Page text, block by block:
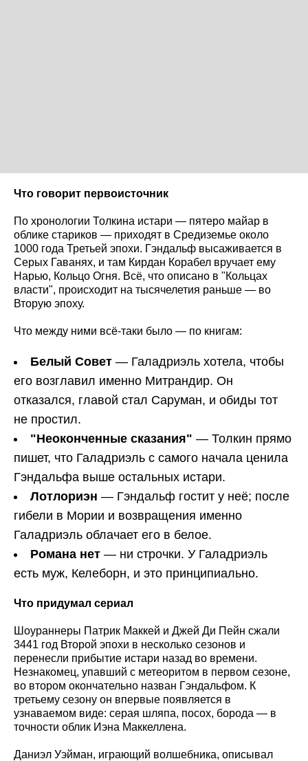
Что говорит первоисточник
По хронологии Толкина истари — пятеро майар в
облике стариков — приходят в Средиземье около
1000 года Третьей эпохи. Гэндальф высаживается в
Серых Гаванях, и там Кирдан Корабел вручает ему
Нарью, Кольцо Огня. Всё, что описано в "Кольцах
власти", происходит на тысячелетия раньше — во
Вторую эпоху.
Что между ними всё-таки было — по книгам:
Белый Совет — Галадриэль хотела, чтобы
его возглавил именно Митрандир. Он
отказался, главой стал Саруман, и обиды тот
не простил.
"Неоконченные сказания" — Толкин прямо
пишет, что Галадриэль с самого начала ценила
Гэндальфа выше остальных истари.
Лотлориэн — Гэндальф гостит у неё; после
гибели в Мории и возвращения именно
Галадриэль облачает его в белое.
Романа нет — ни строчки. У Галадриэль
есть муж, Келеборн, и это принципиально.
Что придумал сериал
Шоураннеры Патрик Маккей и Джей Ди Пейн сжали
3441 год Второй эпохи в несколько сезонов и
перенесли прибытие истари назад во времени.
Незнакомец, упавший с метеоритом в первом сезоне,
во втором окончательно назван Гэндальфом. К
третьему сезону он впервые появляется в
узнаваемом виде: серая шляпа, посох, борода — в
точности облик Иэна Маккеллена.
Даниэл Уэйман, играющий волшебника, описывал